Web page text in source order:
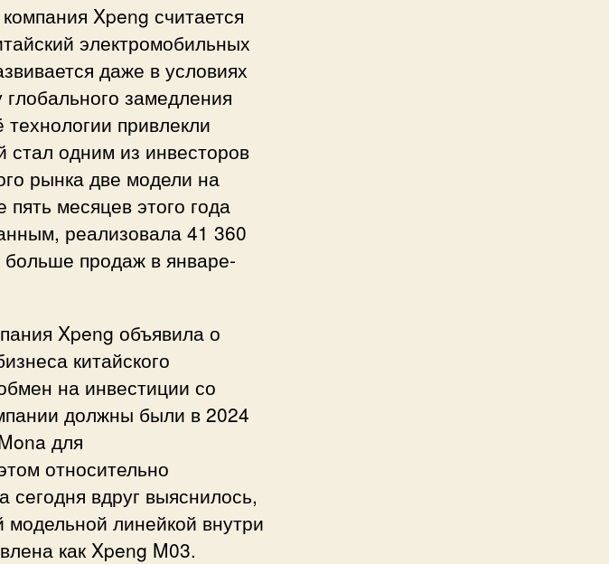
Xpeng считается
электромобильных
даже в условиях
замедления
привлекли
стал одним из инвесторов
рынка две модели на
месяцев этого года
реализовала 41 360
продаж в январе-
Xpeng объявила о
китайского
на инвестиции со
должны были в 2024
для
относительно
сегодня вдруг выяснилось,
модельной линейкой внутри
как Xpeng M03.